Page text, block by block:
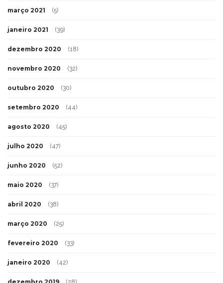
março 2021 (5)
janeiro 2021 (39)
dezembro 2020 (18)
novembro 2020 (32)
outubro 2020 (30)
setembro 2020 (44)
agosto 2020 (45)
julho 2020 (47)
junho 2020 (52)
maio 2020 (37)
abril 2020 (38)
março 2020 (25)
fevereiro 2020 (33)
janeiro 2020 (42)